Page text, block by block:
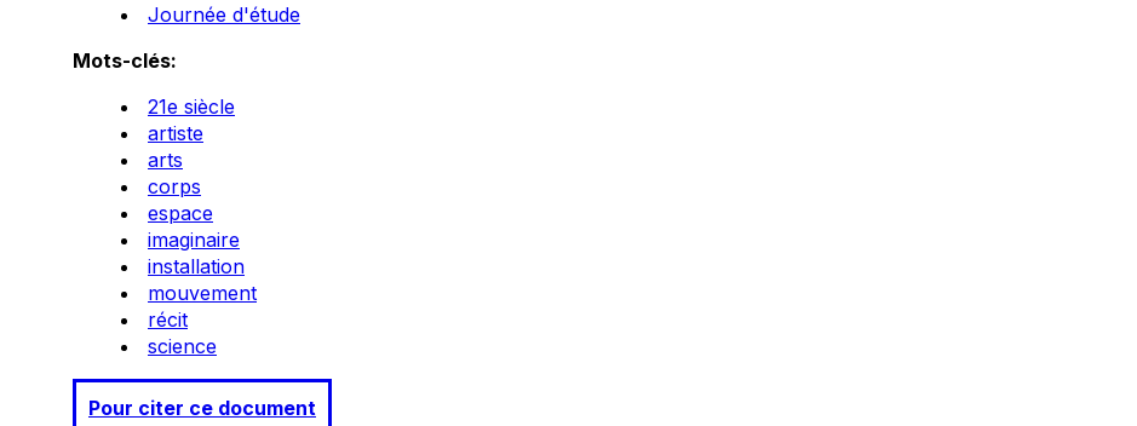
Journée d'étude
Mots-clés:
21e siècle
artiste
arts
corps
espace
imaginaire
installation
mouvement
récit
science
Pour citer ce document